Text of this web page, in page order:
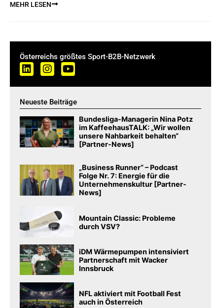
MEHR LESEN
Österreichs größtes Sport-B2B-Netzwerk
Neueste Beiträge
Bundesliga-Managerin Nina Potz
im KaffeehausTALK: „Wir wollen
unsere Nahbarkeit behalten“
[Partner-News]
„Business Runner“ – Podcast
Folge Nr. 7: Energie für die
Unternehmenskultur [Partner-
News]
Mountain Classic: Probleme
durch VSV?
iDM Wärmepumpen intensiviert
Partnerschaft mit Wacker
Innsbruck
NFL aktiviert mit Football Fest
auch in Österreich